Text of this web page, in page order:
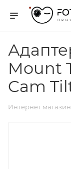
Mount
Cam
Интернет